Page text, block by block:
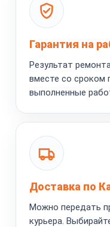
Гарантия на
Результат
вместе со сроком
выполненные
Доставка по
Можно передать
курьера.